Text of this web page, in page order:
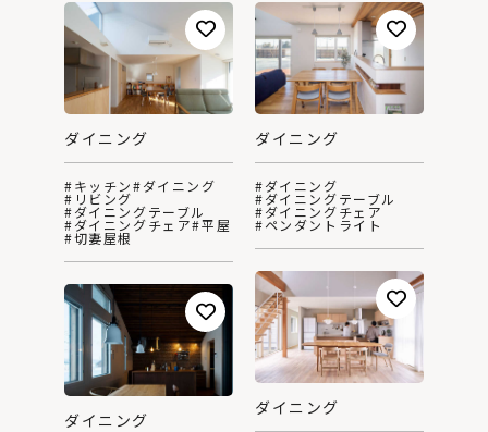
ダイニング
#キッチン#ダイニング
#リビング
#ダイニングテーブル
#ダイニングチェア#平屋
#切妻屋根
ダイニング
#ダイニング
#ダイニングテーブル
#ダイニングチェア
#ペンダントライト
ダイニング
ダイニング